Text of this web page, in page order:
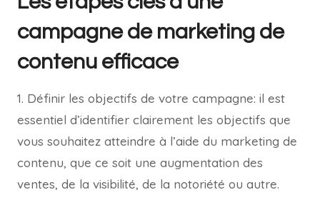
campagne de marketing de
contenu efficace
1. Définir les objectifs de votre campagne: il est
essentiel d’identifier clairement les objectifs que
vous souhaitez atteindre à l’aide du marketing de
contenu, que ce soit une augmentation des
ventes, de la visibilité, de la notoriété ou autre.